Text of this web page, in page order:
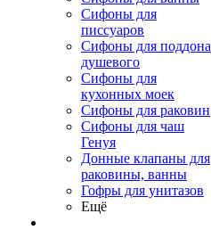
Сифоны для
писсуаров
Сифоны для поддона
душевого
Сифоны для
кухонных моек
Сифоны для раковин
Сифоны для чаш
Генуя
Донные клапаны для
раковины, ванны
Гофры для унитазов
Ещё